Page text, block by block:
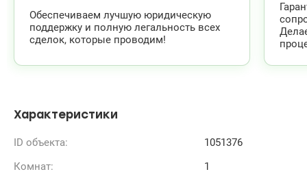
Обеспечиваем лучшую юридическую
поддержку и полную легальность всех
сделок, которые проводим!
Характеристики
ID объекта:
1051376
Комнат:
1